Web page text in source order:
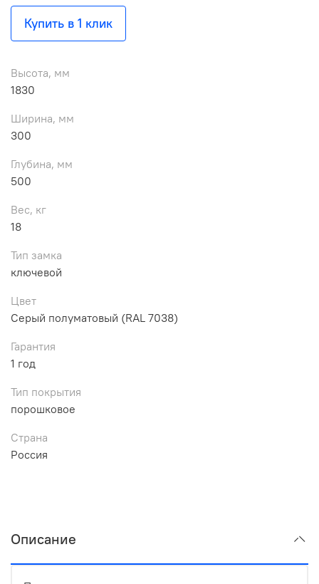
Купить в 1 клик
Высота, мм
1830
Ширина, мм
300
Глубина, мм
500
Вес, кг
18
Тип замка
ключевой
Цвет
Серый полуматовый (RAL 7038)
Гарантия
1 год
Тип покрытия
порошковое
Страна
Россия
Описание